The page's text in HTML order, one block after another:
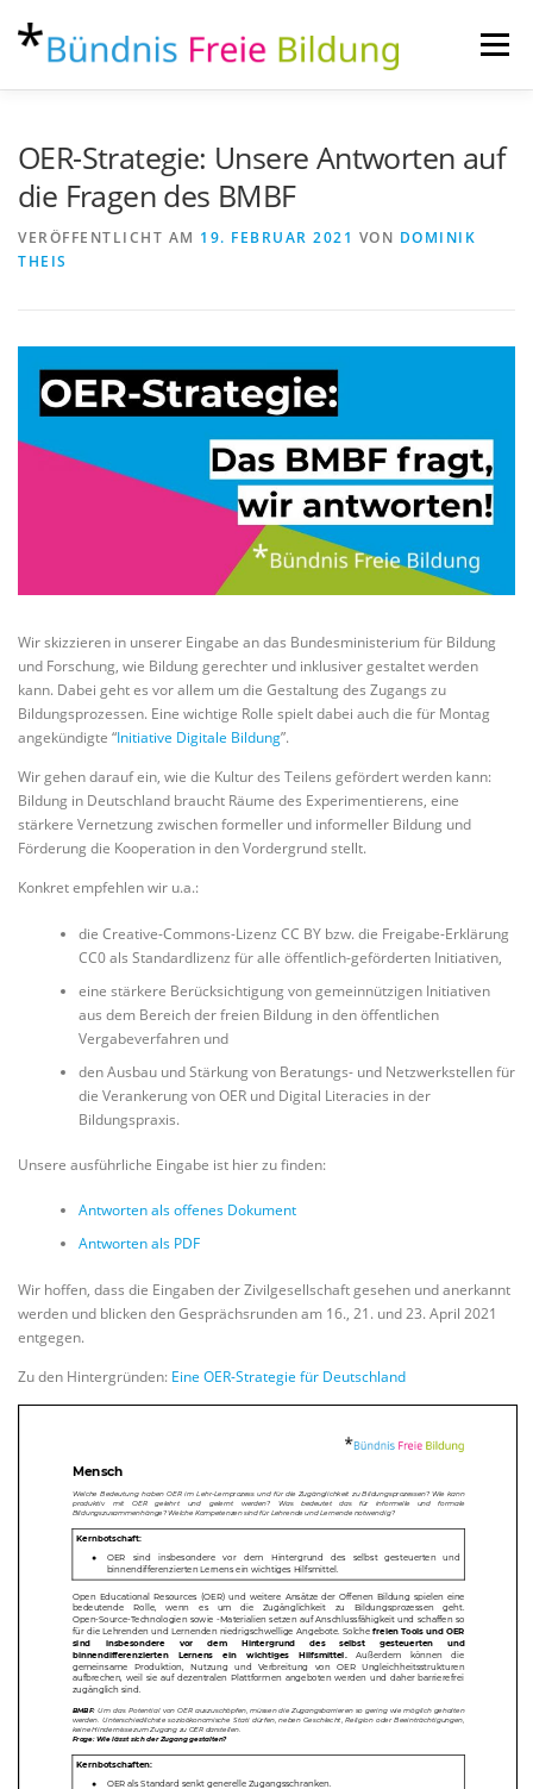
Inhalt
springen
Menü
OER-Strategie: Unsere Antworten auf
die Fragen des BMBF
VERÖFFENTLICHT AM 19. FEBRUAR 2021 VON DOMINIK
THEIS
Wir skizzieren in unserer Eingabe an das Bundesministerium für Bildung
und Forschung, wie Bildung gerechter und inklusiver gestaltet werden
kann. Dabei geht es vor allem um die Gestaltung des Zugangs zu
Bildungsprozessen. Eine wichtige Rolle spielt dabei auch die für Montag
angekündigte “Initiative Digitale Bildung”.
Wir gehen darauf ein, wie die Kultur des Teilens gefördert werden kann:
Bildung in Deutschland braucht Räume des Experimentierens, eine
stärkere Vernetzung zwischen formeller und informeller Bildung und
Förderung die Kooperation in den Vordergrund stellt.
Konkret empfehlen wir u.a.:
die Creative-Commons-Lizenz CC BY bzw. die Freigabe-Erklärung
CC0 als Standardlizenz für alle öffentlich-geförderten Initiativen,
eine stärkere Berücksichtigung von gemeinnützigen Initiativen
aus dem Bereich der freien Bildung in den öffentlichen
Vergabeverfahren und
den Ausbau und Stärkung von Beratungs- und Netzwerkstellen für
die Verankerung von OER und Digital Literacies in der
Bildungspraxis.
Unsere ausführliche Eingabe ist hier zu finden:
Antworten als offenes Dokument
Antworten als PDF
Wir hoffen, dass die Eingaben der Zivilgesellschaft gesehen und anerkannt
werden und blicken den Gesprächsrunden am 16., 21. und 23. April 2021
entgegen.
Zu den Hintergründen: Eine OER-Strategie für Deutschland